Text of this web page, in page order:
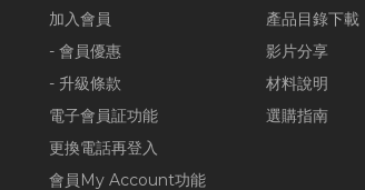
加入會員
- 會員優惠
- 升級條款
電子會員証功能
更換電話再登入
會員My Account功能
產品目錄下載
影片分享
材料說明
選購指南